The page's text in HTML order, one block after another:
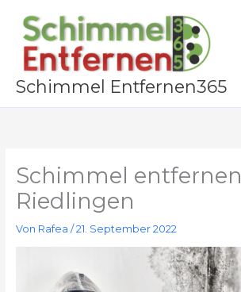
Inhalt
springen
Schimmel Entfernen365
Schimmel entfernen
Riedlingen
Von Rafea /21. September 2022